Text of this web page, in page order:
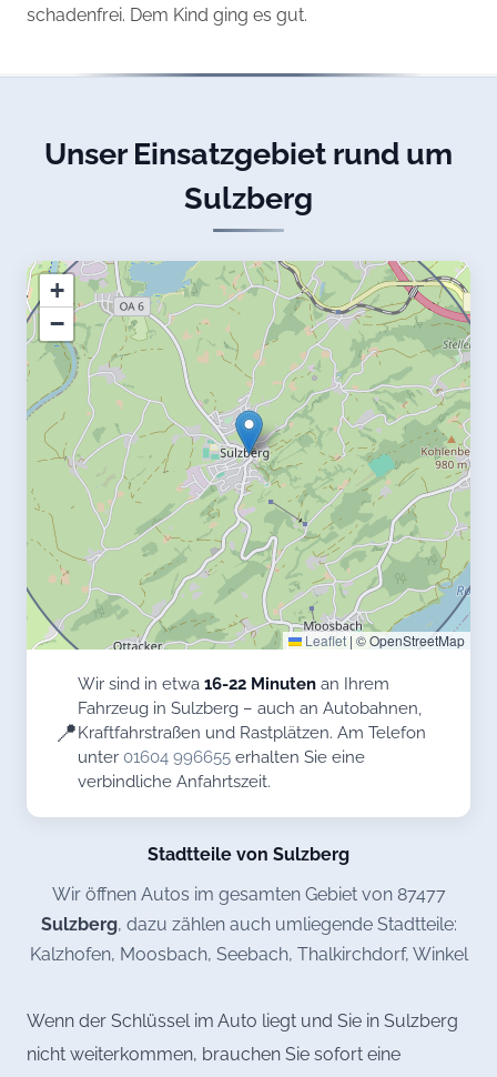
schadenfrei. Dem Kind ging es gut.
Unser Einsatzgebiet rund um
Sulzberg
+
−
Leaflet | © OpenStreetMap
📍
Wir sind in etwa 16-22 Minuten an Ihrem
Fahrzeug in Sulzberg – auch an Autobahnen,
Kraftfahrstraßen und Rastplätzen. Am Telefon
unter 01604 996655 erhalten Sie eine
verbindliche Anfahrtszeit.
Stadtteile von Sulzberg
Wir öffnen Autos im gesamten Gebiet von 87477
Sulzberg, dazu zählen auch umliegende Stadtteile:
Kalzhofen, Moosbach, Seebach, Thalkirchdorf, Winkel
Wenn der Schlüssel im Auto liegt und Sie in Sulzberg
nicht weiterkommen, brauchen Sie sofort eine